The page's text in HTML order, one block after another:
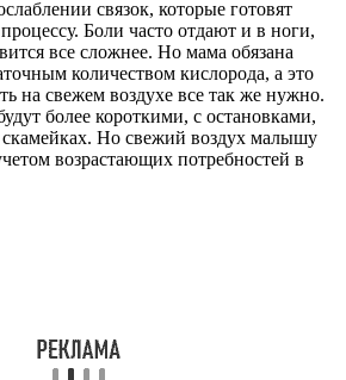
связок, которые готовят
Боли часто отдают и в ноги,
все сложнее. Но мама обязана
количеством кислорода, а это
на свежем воздухе все так же нужно.
более короткими, с остановками,
Но свежий воздух малышу
возрастающих потребностей в